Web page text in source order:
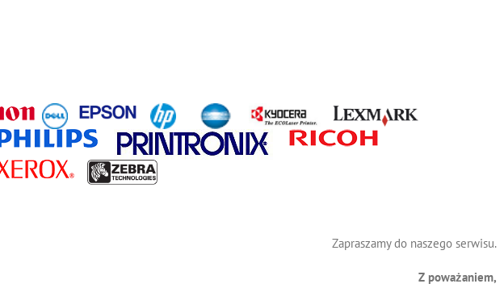
Zapraszamy do naszego serwisu.
Z poważaniem,